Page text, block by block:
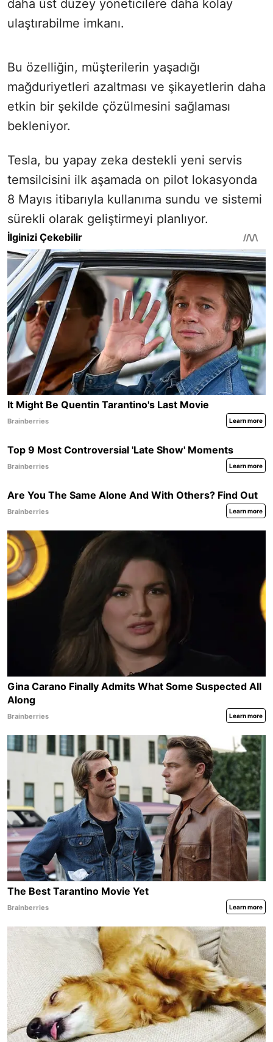
daha üst düzey yöneticilere daha kolay
ulaştırabilme imkanı.
Bu özelliğin, müşterilerin yaşadığı
mağduriyetleri azaltması ve şikayetlerin daha
etkin bir şekilde çözülmesini sağlaması
bekleniyor.
Tesla, bu yapay zeka destekli yeni servis
temsilcisini ilk aşamada on pilot lokasyonda
8 Mayıs itibarıyla kullanıma sundu ve sistemi
sürekli olarak geliştirmeyi planlıyor.